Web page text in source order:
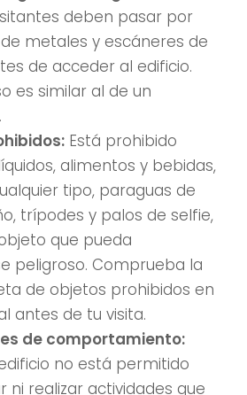
deben pasar por
metales y escáneres de
de acceder al edificio.
es similar al de un
Está prohibido
alimentos y bebidas,
tipo, paraguas de
trípodes y palos de selfie,
que pueda
peligroso. Comprueba la
de objetos prohibidos en
antes de tu visita.
de comportamiento:
no está permitido
ni realizar actividades que